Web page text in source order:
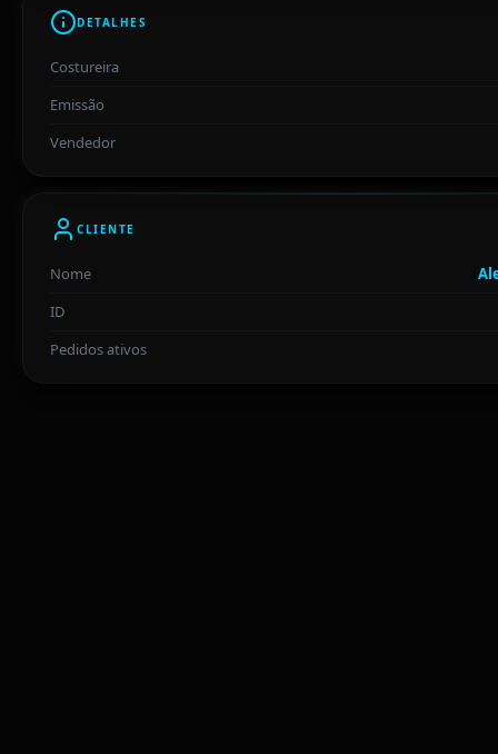
DETALHES
Costureira
Emissão
Vendedor
CLIENTE
Nome
ID
Pedidos ativos